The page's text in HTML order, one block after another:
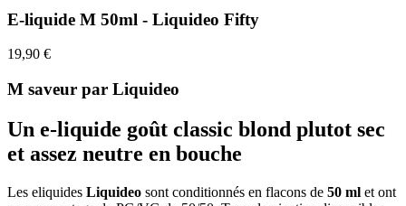
E-liquide M 50ml - Liquideo Fifty
19,90 €
M saveur par Liquideo
Un e-liquide goût classic blond plutot sec
et assez neutre en bouche
Les eliquides Liquideo sont conditionnés en flacons de 50 ml et ont